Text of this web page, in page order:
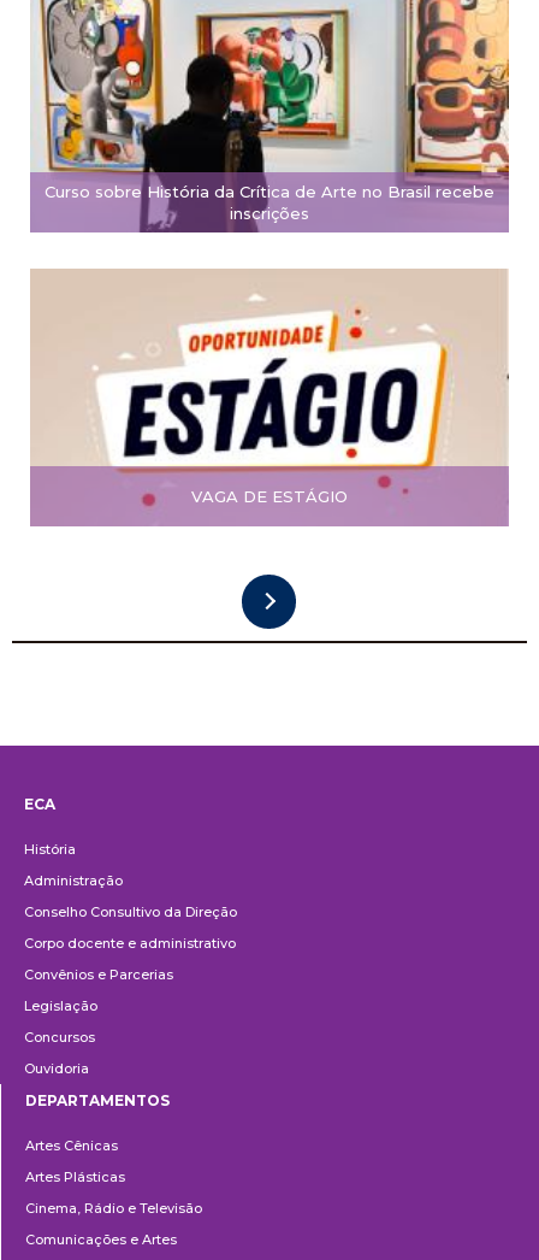
Curso sobre História da Crítica de Arte no Brasil recebe
inscrições
VAGA DE ESTÁGIO
ECA
História
Administração
Conselho Consultivo da Direção
Corpo docente e administrativo
Convênios e Parcerias
Legislação
Concursos
Ouvidoria
DEPARTAMENTOS
Artes Cênicas
Artes Plásticas
Cinema, Rádio e Televisão
Comunicações e Artes